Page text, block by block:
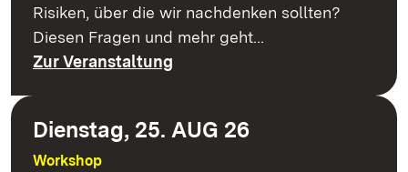
Risiken, über die wir nachdenken sollten?
Diesen Fragen und mehr geht…
Zur Veranstaltung
Dienstag, 25. AUG 26
Workshop